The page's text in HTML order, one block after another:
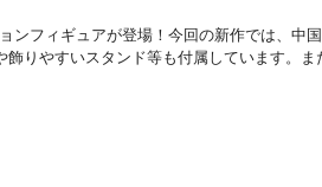
フィギュアが登場！今回の新作では、中
りやすいスタンド等も付属しています。